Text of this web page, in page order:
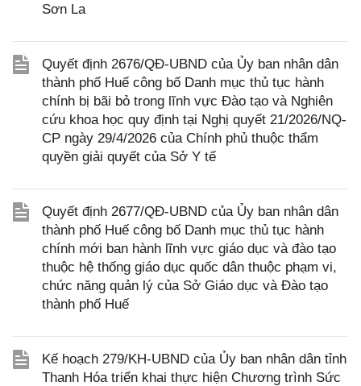
Sơn La
Quyết định 2676/QĐ-UBND của Ủy ban nhân dân
thành phố Huế công bố Danh mục thủ tục hành
chính bị bãi bỏ trong lĩnh vực Đào tạo và Nghiên
cứu khoa học quy định tại Nghị quyết 21/2026/NQ-
CP ngày 29/4/2026 của Chính phủ thuộc thẩm
quyền giải quyết của Sở Y tế
Quyết định 2677/QĐ-UBND của Ủy ban nhân dân
thành phố Huế công bố Danh mục thủ tục hành
chính mới ban hành lĩnh vực giáo dục và đào tạo
thuộc hệ thống giáo dục quốc dân thuộc phạm vi,
chức năng quản lý của Sở Giáo dục và Đào tạo
thành phố Huế
Kế hoạch 279/KH-UBND của Ủy ban nhân dân tỉnh
Thanh Hóa triển khai thực hiện Chương trình Sức